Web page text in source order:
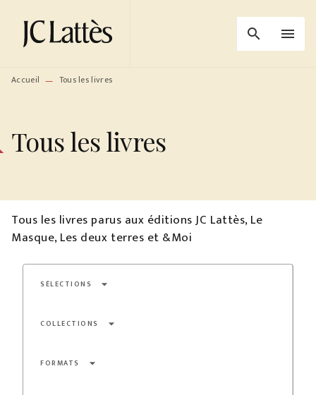
MENU RECHERCHE
PIED DE PAGE
search menu
Accueil — Tous les livres
Tous les livres
Tous les livres parus aux éditions JC Lattès, Le
Masque, Les deux terres et &Moi
SÉLECTIONS arrow_drop_down
COLLECTIONS arrow_drop_down
FORMATS arrow_drop_down